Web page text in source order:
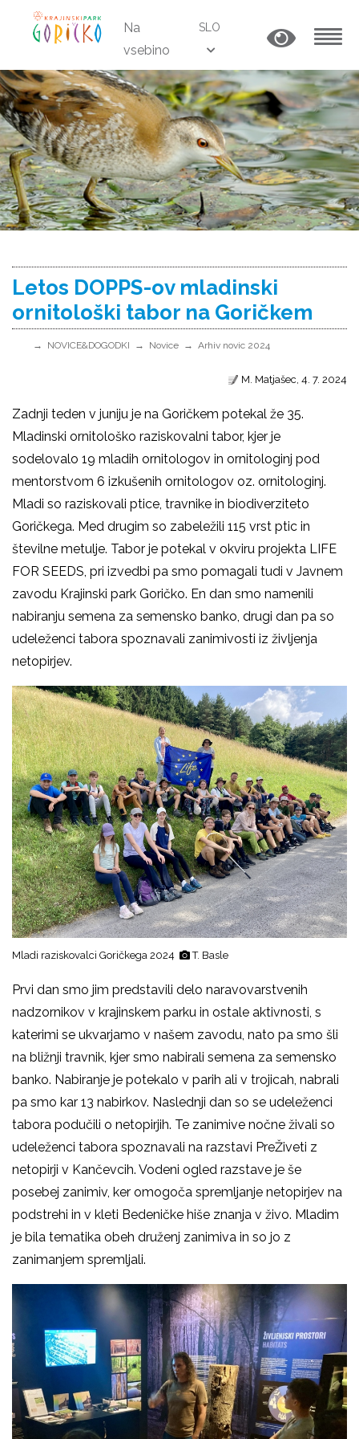
Na
vsebino
SLO
Letos DOPPS-ov mladinski
ornitološki tabor na Goričkem
NOVICE&DOGODKI Novice Arhiv novic 2024
M. Matjašec, 4. 7. 2024
Zadnji teden v juniju je na Goričkem potekal že 35.
Mladinski ornitološko raziskovalni tabor, kjer je
sodelovalo 19 mladih ornitologov in ornitologinj pod
mentorstvom 6 izkušenih ornitologov oz. ornitologinj.
Mladi so raziskovali ptice, travnike in biodiverziteto
Goričkega. Med drugim so zabeležili 115 vrst ptic in
številne metulje. Tabor je potekal v okviru projekta LIFE
FOR SEEDS, pri izvedbi pa smo pomagali tudi v Javnem
zavodu Krajinski park Goričko. En dan smo namenili
nabiranju semena za semensko banko, drugi dan pa so
udeleženci tabora spoznavali zanimivosti iz življenja
netopirjev.
Mladi raziskovalci Goričkega 2024 T. Basle
Prvi dan smo jim predstavili delo naravovarstvenih
nadzornikov v krajinskem parku in ostale aktivnosti, s
katerimi se ukvarjamo v našem zavodu, nato pa smo šli
na bližnji travnik, kjer smo nabirali semena za semensko
banko. Nabiranje je potekalo v parih ali v trojicah, nabrali
pa smo kar 13 nabirkov. Naslednji dan so se udeleženci
tabora podučili o netopirjih. Te zanimive nočne živali so
udeleženci tabora spoznavali na razstavi PreŽiveti z
netopirji v Kančevcih. Vodeni ogled razstave je še
posebej zanimiv, ker omogoča spremljanje netopirjev na
podstrehi in v kleti Bedeničke hiše znanja v živo. Mladim
je bila tematika obeh druženj zanimiva in so jo z
zanimanjem spremljali.